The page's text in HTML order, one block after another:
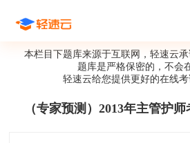
本栏目下题库来源于互联网，轻速云
题库是严格保密的，不会
轻速云给您提供更好的在线
（专家预测）2013年主管护